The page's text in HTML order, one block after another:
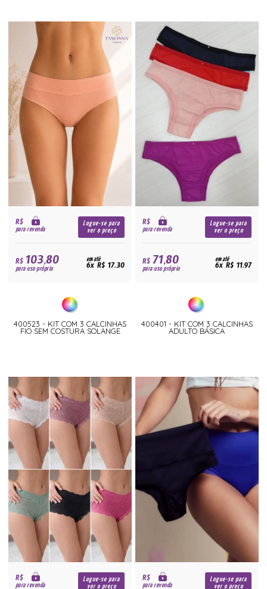
R$
para revenda
Logue-se para
ver o preço
R$103,80
para uso próprio
em até
6x R$ 17,30
400523 - KIT COM 3 CALCINHAS
FIO SEM COSTURA SOLANGE
R$
para revenda
Logue-se para
ver o preço
R$71,80
para uso próprio
em até
6x R$ 11,97
400401 - KIT COM 3 CALCINHAS
ADULTO BÁSICA
R$
para revenda
Logue-se para
ver o preço
R$
para revenda
Logue-se para
ver o preço